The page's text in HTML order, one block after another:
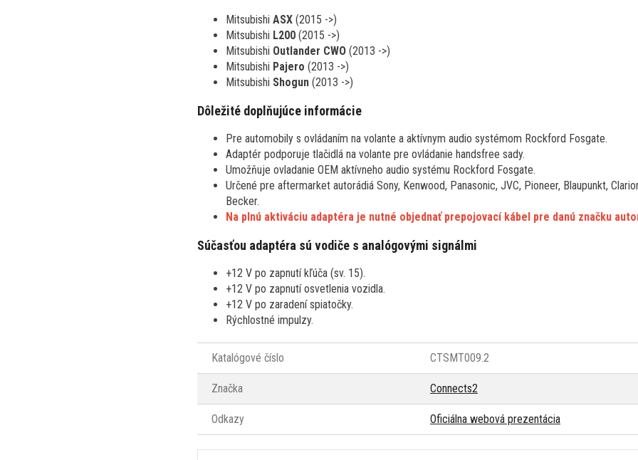
Mitsubishi ASX (2015 ->)
Mitsubishi L200 (2015 ->)
Mitsubishi Outlander CWO (2013 ->)
Mitsubishi Pajero (2013 ->)
Mitsubishi Shogun (2013 ->)
Dôležité doplňujúce informácie
Pre automobily s ovládaním na volante a aktívnym audio systémom Rockford Fosgate.
Adaptér podporuje tlačidlá na volante pre ovládanie handsfree sady.
Umožňuje ovladanie OEM aktívneho audio systému Rockford Fosgate.
Určené pre aftermarket autorádiá Sony, Kenwood, Panasonic, JVC, Pioneer, Blaupunkt,
Becker.
Na plnú aktiváciu adaptéra je nutné objednať prepojovací kábel pre danú značku
Súčasťou adaptéra sú vodiče s analógovými signálmi
+12 V po zapnutí kľúča (sv. 15).
+12 V po zapnutí osvetlenia vozidla.
+12 V po zaradení spiatočky.
Rýchlostné impulzy.
Katalógové číslo CTSMT009.2
Značka Connects2
Odkazy Oficiálna webová prezentácia